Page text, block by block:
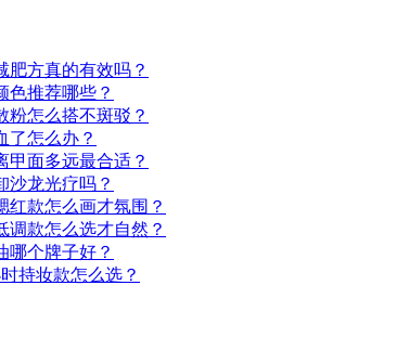
肥方真的有效吗？
色推荐哪些？
粉怎么搭不斑驳？
了怎么办？
甲面多远最合适？
沙龙光疗吗？
红款怎么画才氛围？
调款怎么选才自然？
哪个牌子好？
持妆款怎么选？